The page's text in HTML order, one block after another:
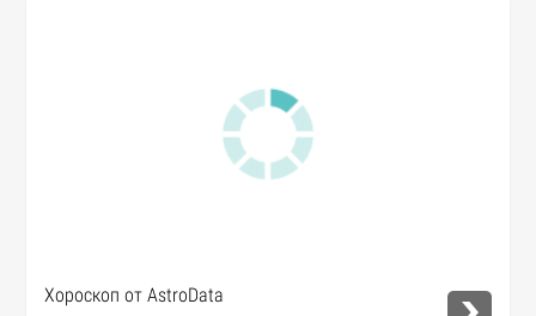
Хороскоп от AstroData